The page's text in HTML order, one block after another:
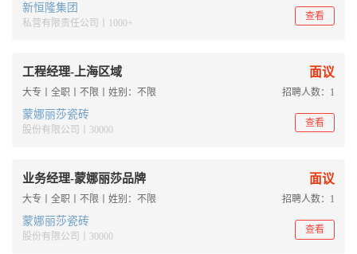
新恒隆集团
私营有限责任公司丨1000+
查看
工程经理-上海区域 面议
大专丨全职丨不限丨姓别：不限 招聘人数：1
蒙娜丽莎瓷砖
股份有限公司丨30000
查看
业务经理-蒙娜丽莎品牌 面议
大专丨全职丨不限丨姓别：不限 招聘人数：1
蒙娜丽莎瓷砖
股份有限公司丨30000
查看